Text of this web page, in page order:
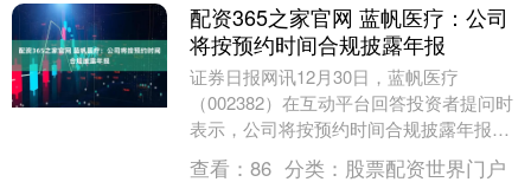
配资365之家官网 蓝帆医疗：公司
将按预约时间合规披露年报
证券日报网讯12月30日，蓝帆医疗
（002382）在互动平台回答投资者提问时
表示，公司将按预约时间合规披露年报，
公司会在每个报告期终了进行减值测试，
做好商誉评估....
查看： 86 分类： 股票配资世界门户